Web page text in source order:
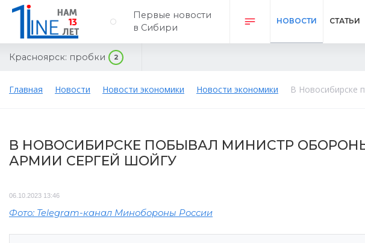
Первые новости
в Сибири
НОВОСТИ СТАТЬИ
Красноярск: пробки 2
Главная Новости Новости экономики Новости экономики В Новосибирске
В НОВОСИБИРСКЕ ПОБЫВАЛ МИНИСТР
АРМИИ СЕРГЕЙ ШОЙГУ
06.10.2023 13:46
Фото: Telegram-канал Минобороны России